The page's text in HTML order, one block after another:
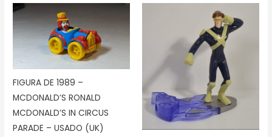
FIGURA DE 1989 –
MCDONALD’S RONALD
MCDONALD’S IN CIRCUS
PARADE – USADO (UK)